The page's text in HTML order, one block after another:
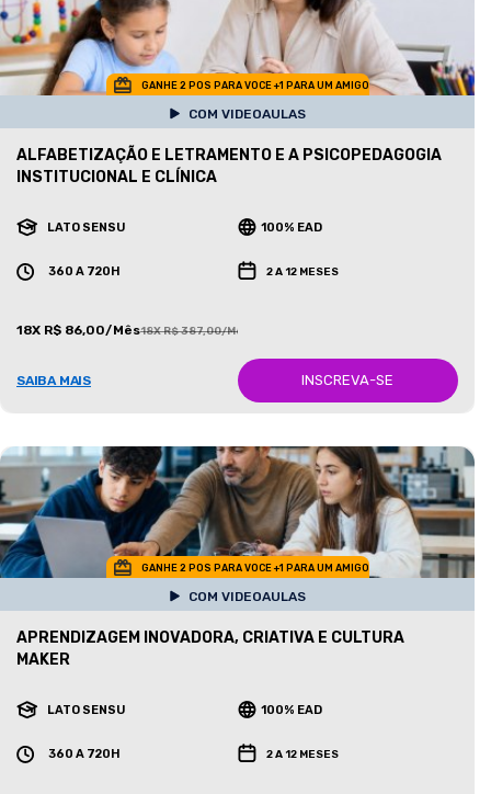
GANHE 2 POS PARA VOCE +1 PARA UM AMIGO
COM VIDEOAULAS
ALFABETIZAÇÃO E LETRAMENTO E A PSICOPEDAGOGIA
INSTITUCIONAL E CLÍNICA
LATO SENSU 100% EAD
360 A 720H 2 A 12 MESES
18X R$ 86,00/Mês18X R$ 387,00/Mês
SAIBA MAIS INSCREVA-SE
GANHE 2 POS PARA VOCE +1 PARA UM AMIGO
COM VIDEOAULAS
APRENDIZAGEM INOVADORA, CRIATIVA E CULTURA
MAKER
LATO SENSU 100% EAD
360 A 720H 2 A 12 MESES